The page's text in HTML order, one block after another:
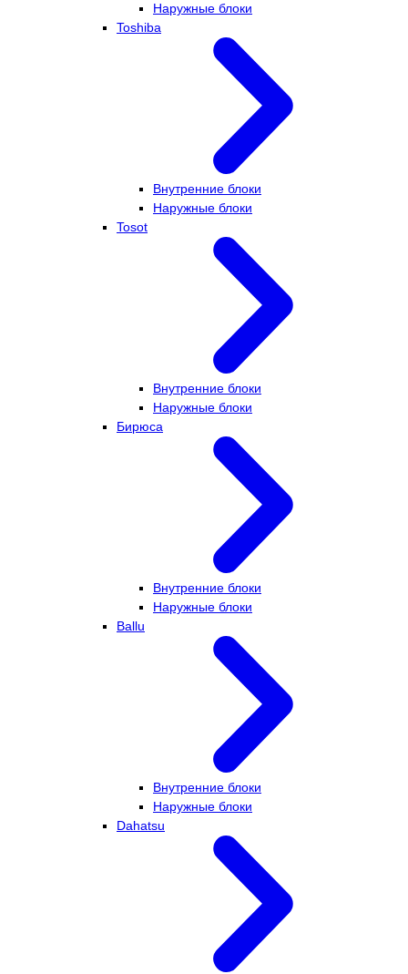
Наружные блоки
Toshiba
Внутренние блоки
Наружные блоки
Tosot
Внутренние блоки
Наружные блоки
Бирюса
Внутренние блоки
Наружные блоки
Ballu
Внутренние блоки
Наружные блоки
Dahatsu